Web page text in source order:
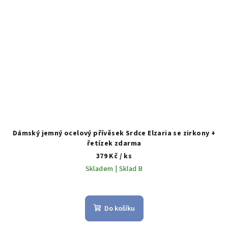
Dámský jemný ocelový přívěsek Srdce Elzaria se zirkony +
řetízek zdarma
379 Kč / ks
Skladem | Sklad B
Do košíku